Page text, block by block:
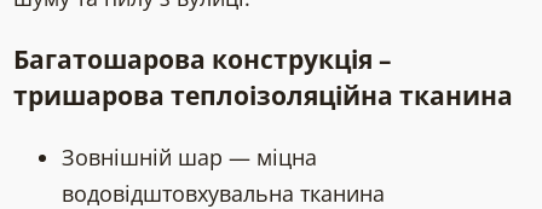
Багатошарова конструкція –
тришарова теплоізоляційна тканина
Зовнішній шар — міцна
водовідштовхувальна тканина